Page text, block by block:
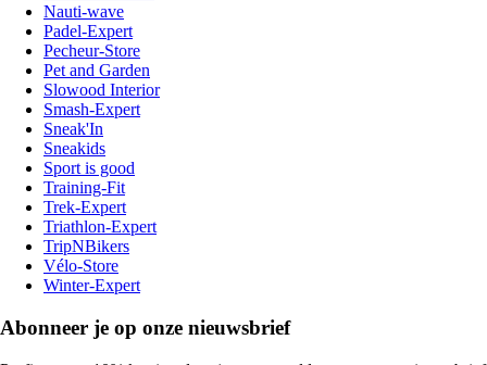
Nauti-wave
Padel-Expert
Pecheur-Store
Pet and Garden
Slowood Interior
Smash-Expert
Sneak'In
Sneakids
Sport is good
Training-Fit
Trek-Expert
Triathlon-Expert
TripNBikers
Vélo-Store
Winter-Expert
Abonneer je op onze nieuwsbrief